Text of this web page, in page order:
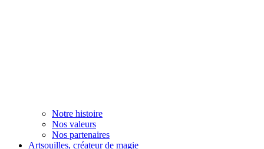
Notre histoire
Nos valeurs
Nos partenaires
Artsouilles, créateur de magie